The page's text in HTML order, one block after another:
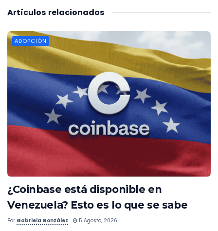
relacionados
Artículos
ADOPCIÓN
¿Coinbase está disponible en
Venezuela? Esto es lo que se sabe
Por Gabriela González 5 Agosto, 2026